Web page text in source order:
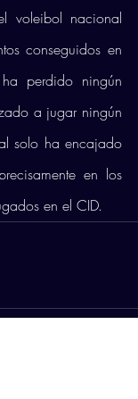
voleibol nacional
conseguidos en
perdido ningún
a jugar ningún
solo ha encajado
en los
en el CID.